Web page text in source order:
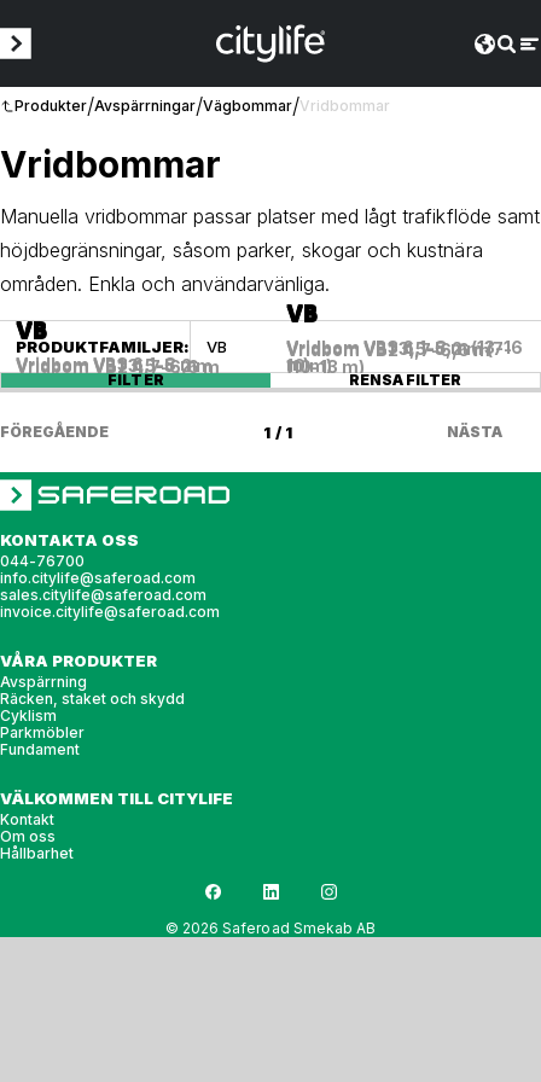
Produkter/Avspärrningar/Vägbommar/Vridbommar
Vridbommar
Manuella vridbommar passar platser med lågt trafikflöde samt
höjdbegränsningar, såsom parker, skogar och kustnära
områden. Enkla och användarvänliga.
PRODUKTFAMILJER: VB
FILTER RENSA FILTER
VB
Vridbom VB3 6,1-8 m
VB
Vridbom VB3 6,1-8 m (13-16
m)
VB
Vridbom VB1 3,5-5,2 m
VB
Vridbom VB1 3,5-5,2 m (7-
10 m)
VB
Vridbom VB2 4,7-6,6 m
VB
Vridbom VB2 4,7-6,6 m
(10-13 m)
FÖREGÅENDE 1 / 1 NÄSTA
KONTAKTA OSS
044-76700
info.citylife@saferoad.com
sales.citylife@saferoad.com
invoice.citylife@saferoad.com
VÅRA PRODUKTER
Avspärrning
Räcken, staket och skydd
Cyklism
Parkmöbler
Fundament
VÄLKOMMEN TILL CITYLIFE
Kontakt
Om oss
Hållbarhet
© 2026 Saferoad Smekab AB